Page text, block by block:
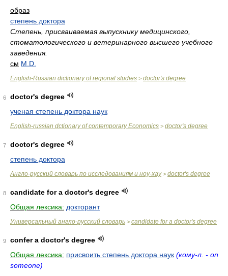
образ
степень доктора
Степень, присваиваемая выпускнику медицинского,
стоматологического и ветеринарного высшего учебного
заведения.
см M.D.
English-Russian dictionary of regional studies > doctor's degree
6
doctor's degree
ученая степень доктора наук
English-russian dctionary of contemporary Economics > doctor's degree
7
doctor's degree
степень доктора
Англо-русский словарь по исследованиям и ноу-хау> doctor's degree
8
candidate for a doctor's degree
Общая лексика: докторант
Универсальный англо-русский словарь > candidate for a doctor's degree
9
confer a doctor's degree
Общая лексика: присвоить степень доктора наук (кому-л. - on
someone)